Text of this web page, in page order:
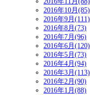
2016年10月(85)
2016年9月(111)
2016年8月(73)
2016年7月(96)
2016年6月(120)
2016年5月(73)
2016年4月(94)
2016年3月(113)
2016年2月(90)
2016年1月(88)